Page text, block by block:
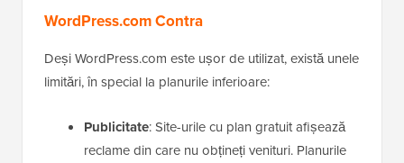
WordPress.com Contra
Deși WordPress.com este ușor de utilizat, există unele
limitări, în special la planurile inferioare:
Publicitate: Site-urile cu plan gratuit afișează
reclame din care nu obțineți venituri. Planurile